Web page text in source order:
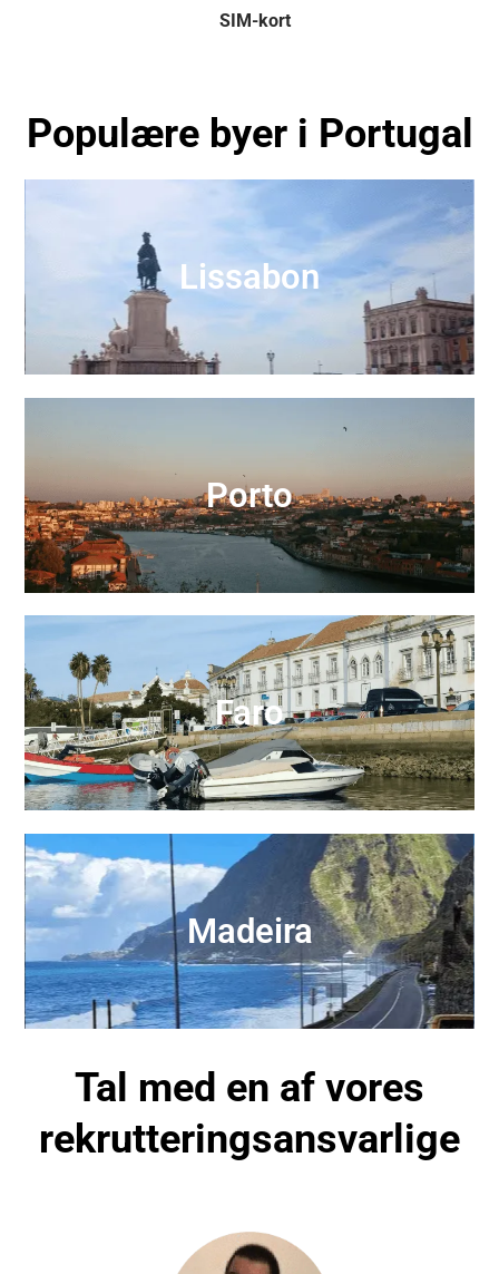
SIM-kort
Populære byer i Portugal
Lissabon
Porto
Faro
Madeira
Tal med en af vores
rekrutteringsansvarlige